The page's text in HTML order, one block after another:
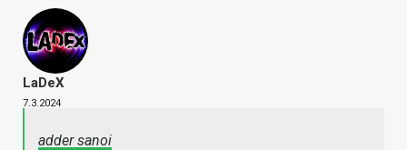
LaDeX
7.3.2024
adder sanoi